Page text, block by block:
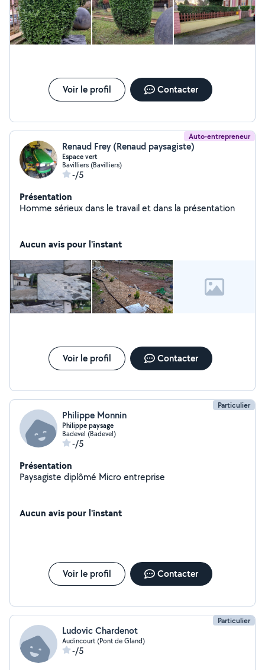
Voir le profil Contacter
Auto-entrepreneur
Renaud Frey (Renaud paysagiste)
Espace vert
Bavilliers (Bavilliers)
-/5
Présentation
Homme sérieux dans le travail et dans la présentation
Aucun avis pour l'instant
Voir le profil Contacter
Particulier
Philippe Monnin
Philippe paysage
Badevel (Badevel)
-/5
Présentation
Paysagiste diplômé Micro entreprise
Aucun avis pour l'instant
Voir le profil Contacter
Particulier
Ludovic Chardenot
Audincourt (Pont de Gland)
-/5